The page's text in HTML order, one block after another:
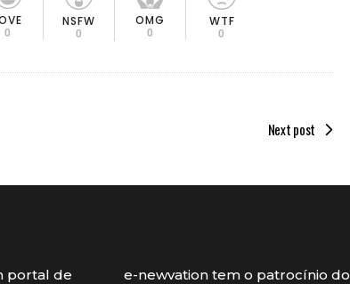
0
NSFW
0
OMG
0
WTF
0
Next post
portal de e-newvation tem o patrocínio do